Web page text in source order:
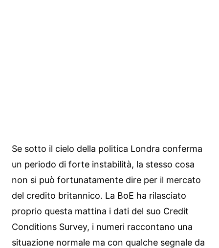
Se sotto il cielo della politica Londra conferma
un periodo di forte instabilità, la stesso cosa
non si può fortunatamente dire per il mercato
del credito britannico. La BoE ha rilasciato
proprio questa mattina i dati del suo Credit
Conditions Survey, i numeri raccontano una
situazione normale ma con qualche segnale da